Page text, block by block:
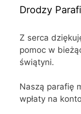
Drodzy
Z serca
pomoc w
świątyni.
Naszą parafię
wpłaty na